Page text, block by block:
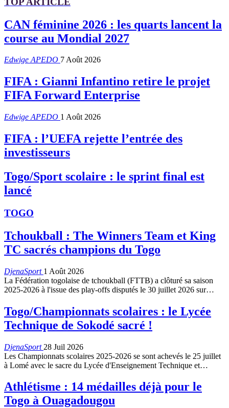
CAN féminine 2026 : les quarts lancent la
course au Mondial 2027
Edwige APEDO 7 Août 2026
FIFA : Gianni Infantino retire le projet
FIFA Forward Enterprise
Edwige APEDO 1 Août 2026
FIFA : l’UEFA rejette l’entrée des
investisseurs
Togo/Sport scolaire : le sprint final est
lancé
TOGO
Tchoukball : The Winners Team et King
TC sacrés champions du Togo
DjenaSport 1 Août 2026
La Fédération togolaise de tchoukball (FTTB) a clôturé sa saison
2025-2026 à l'issue des play-offs disputés le 30 juillet 2026 sur…
Togo/Championnats scolaires : le Lycée
Technique de Sokodé sacré !
DjenaSport 28 Juil 2026
Les Championnats scolaires 2025-2026 se sont achevés le 25 juillet
à Lomé avec le sacre du Lycée d'Enseignement Technique et…
Athlétisme : 14 médailles déjà pour le
Togo à Ouagadougou